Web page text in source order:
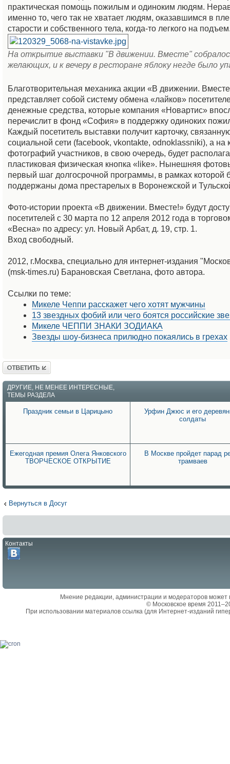
практическая помощь пожилым и одиноким людям.
именно то, чего так не хватает людям, оказавшимся в
старости и собственного тела, когда-то легкого на
На открытие выставки "В движении. Вместе"
желающих, и к вечеру в ресторане яблоку негде было
Благотворительная механика акции «В движении.
представляет собой систему обмена «лайков»
денежные средства, которые компания «Новартис»
перечислит в фонд «София» в поддержку одиноких
Каждый посетитель выставки получит карточку,
социальной сети (facebook, vkontakte, odnoklassniki), а на
фотографий участников, в свою очередь, будет
пластиковая физическая кнопка «like». Нынешняя
первый шаг долгосрочной программы, в рамках которой
поддержаны дома престарелых в Воронежской и
Фото-истории проекта «В движении. Вместе!» будут
посетителей с 30 марта по 12 апреля 2012 года в
«Весна» по адресу: ул. Новый Арбат, д. 19, стр. 1.
Вход свободный.
2012, г.Москва, специально для интернет-издания
(msk-times.ru) Барановская Светлана, фото автора.
Ссылки по теме:
Микеле Чеппи расскажет чего хотят мужчины
13 звездных фобий или чего боятся российские
Микеле ЧЕППИ ЗНАКИ ЗОДИАКА
Звезды шоу-бизнеса прилюдно покаялись в грехах
Ответить
ДРУГИЕ, НЕ МЕНЕЕ ИНТЕРЕСНЫЕ,
ТЕМЫ РАЗДЕЛА
Праздник семьи в Царицыно
Урфин Джюс и его
солдаты
Ежегодная премия Олега Янковского
ТВОРЧЕСКОЕ ОТКРЫТИЕ
В Москве пройдет парад
трамваев
Вернуться в Досуг
Контакты
Мнение редакции, администрации и модераторов может
© Московское время
При использовании материалов ссылка (для Интернет-изданий